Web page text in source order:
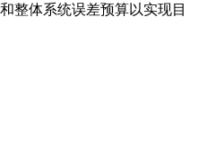
整体系统误差预算以实现目